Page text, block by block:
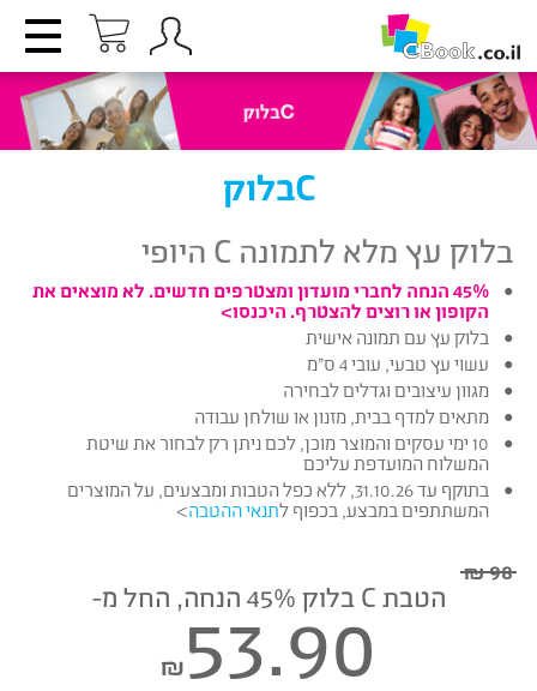
Cבלוק
בלוק עץ מלא לתמונה C היופי
45% הנחה לחברי מועדון ומצטרפים חדשים. לא מוצאים את
הקופון או רוצים להצטרף. היכנסו>
בלוק עץ עם תמונה אישית
עשוי עץ טבעי, עובי 4 ס”מ
מגוון עיצובים וגדלים לבחירה
מתאים למדף בבית, מזנון או שולחן עבודה
10 ימי עסקים והמוצר מוכן, לכם ניתן רק לבחור את שיטת
המשלוח המועדפת עליכם
בתוקף עד 31.10.26, ללא כפל הטבות ומבצעים, על המוצרים
המשתתפים במבצע, בכפוף לתנאי ההטבה>
98 ₪
הטבת C בלוק 45% הנחה, החל מ- 53.90
₪